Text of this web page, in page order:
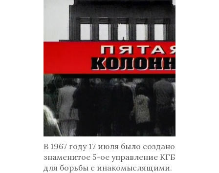
В 1967 году 17 июля было создано
знаменитое 5-ое управление КГБ
для борьбы с инакомыслящими.